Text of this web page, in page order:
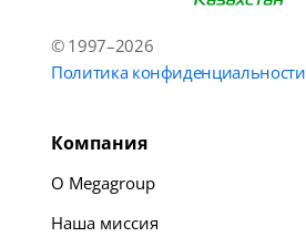
© 1997–2026
Политика конфиденциальности
Компания
О Megagroup
Наша миссия